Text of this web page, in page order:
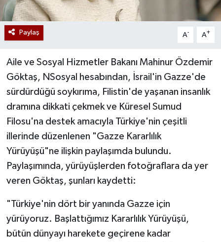
Paylaş A- A+
Aile ve Sosyal Hizmetler Bakanı Mahinur Özdemir
Göktaş, NSosyal hesabından, İsrail'in Gazze'de
sürdürdüğü soykırıma, Filistin'de yaşanan insanlık
dramına dikkati çekmek ve Küresel Sumud
Filosu'na destek amacıyla Türkiye'nin çeşitli
illerinde düzenlenen "Gazze Kararlılık
Yürüyüşü"ne ilişkin paylaşımda bulundu.
Paylaşımında, yürüyüşlerden fotoğraflara da yer
veren Göktaş, şunları kaydetti:
"Türkiye'nin dört bir yanında Gazze için
yürüyoruz. Başlattığımız Kararlılık Yürüyüşü,
bütün dünyayı harekete geçirene kadar